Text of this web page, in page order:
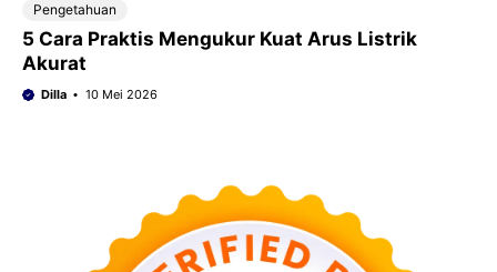
Pengetahuan
5 Cara Praktis Mengukur Kuat Arus Listrik
Akurat
Dilla 10 Mei 2026